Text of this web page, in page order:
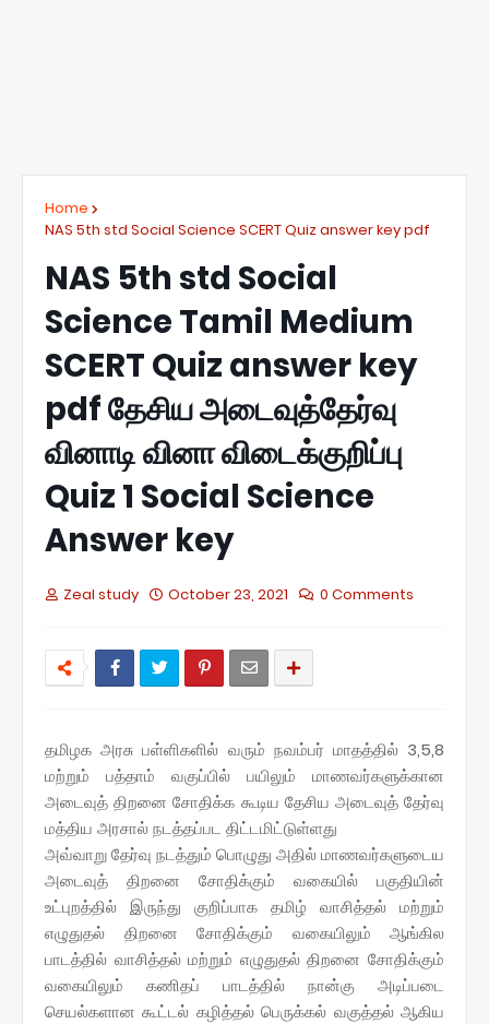
Home
NAS 5th std Social Science SCERT Quiz answer key pdf
NAS 5th std Social
Science Tamil Medium
SCERT Quiz answer key
pdf தேசிய அடைவுத்தேர்வு
வினாடி வினா விடைக்குறிப்பு
Quiz 1 Social Science
Answer key
Zeal study October 23, 2021 0 Comments
தமிழக அரசு பள்ளிகளில் வரும் நவம்பர் மாதத்தில் 3,5,8
மற்றும் பத்தாம் வகுப்பில் பயிலும் மாணவர்களுக்கான
அடைவுத் திறனை சோதிக்க கூடிய தேசிய அடைவுத் தேர்வு
மத்திய அரசால் நடத்தப்பட திட்டமிட்டுள்ளது
அவ்வாறு தேர்வு நடத்தும் பொழுது அதில் மாணவர்களுடைய
அடைவுத் திறனை சோதிக்கும் வகையில் பகுதியின்
உட்புறத்தில் இருந்து குறிப்பாக தமிழ் வாசித்தல் மற்றும்
எழுதுதல் திறனை சோதிக்கும் வகையிலும் ஆங்கில
பாடத்தில் வாசித்தல் மற்றும் எழுதுதல் திறனை சோதிக்கும்
வகையிலும் கணிதப் பாடத்தில் நான்கு அடிப்படை
செயல்களான கூட்டல் கழித்தல் பெருக்கல் வகுத்தல் ஆகிய